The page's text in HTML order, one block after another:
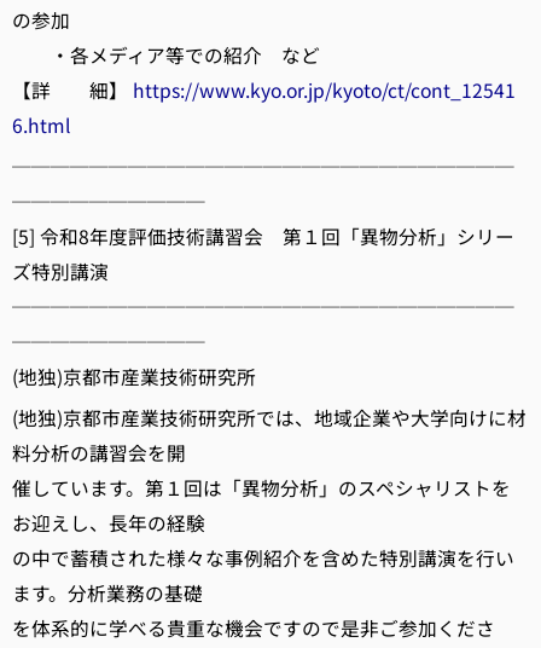
の参加
・各メディア等での紹介 など
【詳 細】 https://www.kyo.or.jp/kyoto/ct/cont_12541
6.html
──────────────────────────
──────────
[5] 令和8年度評価技術講習会 第１回「異物分析」シリー
ズ特別講演
──────────────────────────
──────────
(地独)京都市産業技術研究所
(地独)京都市産業技術研究所では、地域企業や大学向けに材
料分析の講習会を開
催しています。第１回は「異物分析」のスペシャリストを
お迎えし、長年の経験
の中で蓄積された様々な事例紹介を含めた特別講演を行い
ます。分析業務の基礎
を体系的に学べる貴重な機会ですので是非ご参加くださ